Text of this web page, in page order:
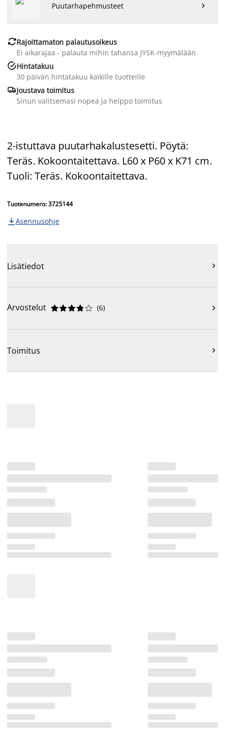
Puutarhapehmusteet 
Rajoittamaton palautusoikeus
Ei aikarajaa - palauta mihin tahansa JYSK-myymälään
Hintatakuu
30 päivän hintatakuu kaikille tuotteille
Joustava toimitus
Sinun valitsemasi nopea ja helppo toimitus
2-istuttava puutarhakalustesetti. Pöytä:
Teräs. Kokoontaitettava. L60 x P60 x K71 cm.
Tuoli: Teräs. Kokoontaitettava.
Tuotenumero: 3725144
 Asennusohje
Lisätiedot 
Arvostelut 




 (6) 
Toimitus 